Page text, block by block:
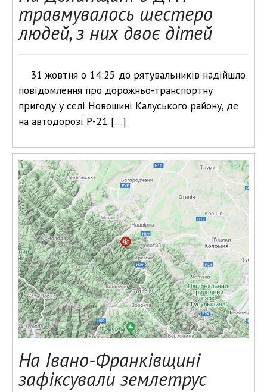
травмувалось шестеро
людей, з них двоє дітей
31 жовтня о 14:25 до рятувальників надійшло
повідомлення про дорожньо-транспортну
пригоду у селі Новошині Калуського району, де
на автодорозі Р-21 […]
На Івано-Франківщині
зафіксували землетрус